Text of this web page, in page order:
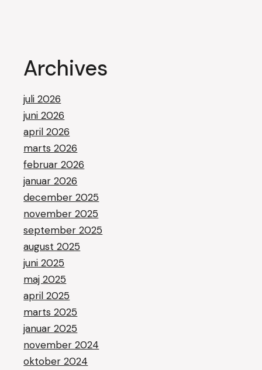
Archives
juli 2026
juni 2026
april 2026
marts 2026
februar 2026
januar 2026
december 2025
november 2025
september 2025
august 2025
juni 2025
maj 2025
april 2025
marts 2025
januar 2025
november 2024
oktober 2024